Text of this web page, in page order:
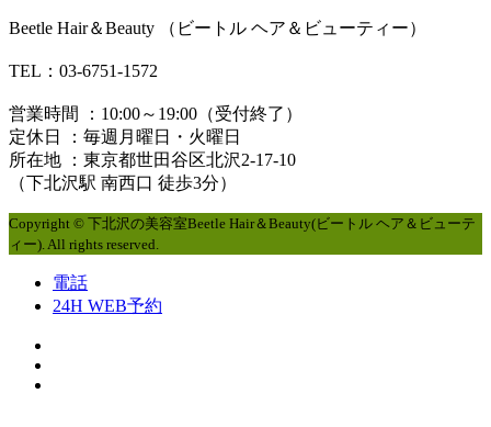
Beetle Hair＆Beauty （ビートル ヘア＆ビューティー）
TEL：03-6751-1572
営業時間 ：10:00～19:00（受付終了）
定休日 ：毎週月曜日・火曜日
所在地 ：東京都世田谷区北沢2-17-10
（下北沢駅 南西口 徒歩3分）
Copyright © 下北沢の美容室Beetle Hair＆Beauty(ビートル ヘア＆ビューテ
ィー). All rights reserved.
電話
24H WEB予約